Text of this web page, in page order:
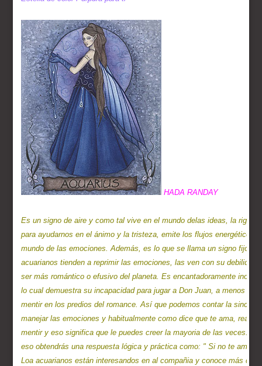
HADA RANDAY
Es un signo de aire y como tal vive en el mundo delas ideas, la rige
para ayudarnos en el ánimo y la tristeza, emite los flujos energéticos
mundo de las emociones. Además, es lo que se llama un signo fijo,
acuarianos tienden a reprimir las emociones, las ven con su
ser más romántico o efusivo del planeta. Es encantadoramente
lo cual demuestra su incapacidad para jugar a Don Juan, a menos
mentir en los predios del romance. Así que podemos contar la
manejar las emociones y habitualmente como dice que te ama,
mentir y eso significa que le puedes creer la mayoria de las veces.
eso obtendrás una respuesta lógica y práctica como: " Si no te
Loa acuarianos están interesandos en al compañia y conoce más